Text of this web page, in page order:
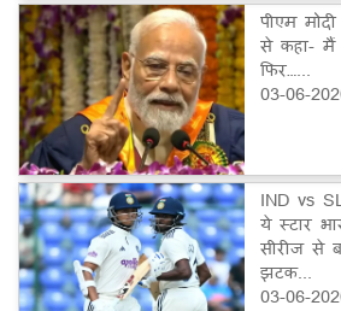
पीएम
से कहा- मैं
फिर…...
03-06-
IND vs
ये स्टार
सीरीज से
झटक...
03-06-